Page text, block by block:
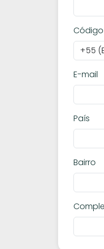
E-mail
País
Bairro